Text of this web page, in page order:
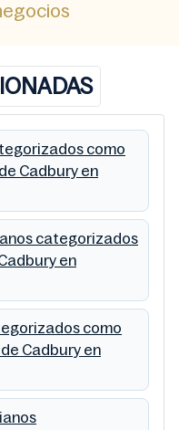
como
Cadbury en
categorizados
en
como
Cadbury en